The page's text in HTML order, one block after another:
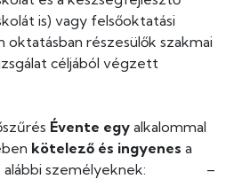
is) vagy felsőoktatási
részesülők szakmai
céljából végzett
Évente egy alkalommal
kötelező és ingyenes a
alábbi személyeknek: –